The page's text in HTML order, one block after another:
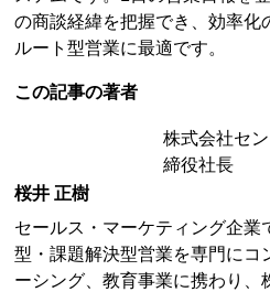
の商談経緯を把握でき、効率化
ルート型営業に最適です。
この記事の著者
株式会社セ
締役社長
桜井 正樹
セールス・マーケティング企業
型・課題解決型営業を専門にコ
ーシング、教育事業に携わり、